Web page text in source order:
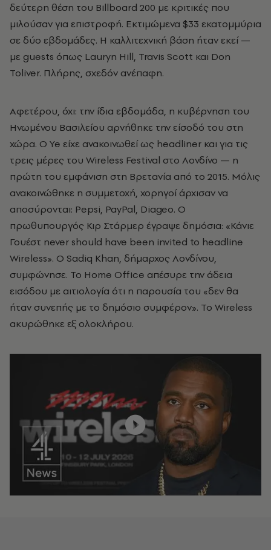
δεύτερη θέση του Billboard 200 με κριτικές που
μιλούσαν για επιστροφή. Εκτιμώμενα $33 εκατομμύρια
σε δύο εβδομάδες. Η καλλιτεχνική βάση ήταν εκεί —
με guests όπως Lauryn Hill, Travis Scott και Don
Toliver. Πλήρης, σχεδόν ανέπαφη.
Αφετέρου, όχι: την ίδια εβδομάδα, η κυβέρνηση του
Ηνωμένου Βασιλείου αρνήθηκε την είσοδό του στη
χώρα. Ο Ye είχε ανακοινωθεί ως headliner και για τις
τρεις μέρες του Wireless Festival στο Λονδίνο — η
πρώτη του εμφάνιση στη Βρετανία από το 2015. Μόλις
ανακοινώθηκε η συμμετοχή, χορηγοί άρχισαν να
αποσύρονται: Pepsi, PayPal, Diageo. Ο
πρωθυπουργός Κιρ Στάρμερ έγραψε δημόσια: «Κάνιε
Γουέστ never should have been invited to headline
Wireless». Ο Sadiq Khan, δήμαρχος Λονδίνου,
συμφώνησε. Το Home Office απέσυρε την άδεια
εισόδου με αιτιολογία ότι η παρουσία του «δεν θα
ήταν συνεπής με το δημόσιο συμφέρον». Το Wireless
ακυρώθηκε εξ ολοκλήρου.